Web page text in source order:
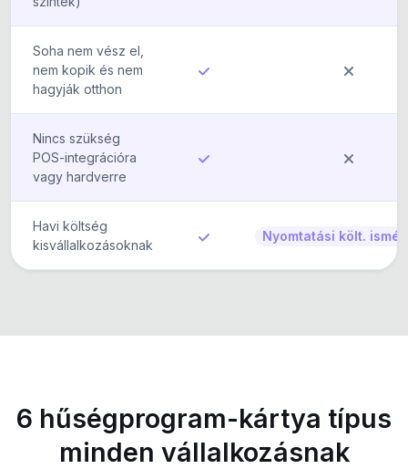
Soha nem vész el,
nem kopik és nem
hagyják otthon
Nincs szükség
POS-integrációra
vagy hardverre
Havi költség
kisvállalkozásoknak
Nyomtatási költ.
6 hűségprogram-kártya típus
minden vállalkozásnak